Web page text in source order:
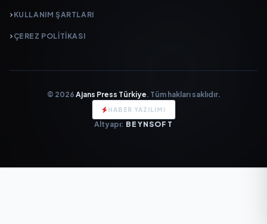
KULLANIM ŞARTLARI
ÇEREZ POLITIKASI
© 2026 Ajans Press Türkiye. Tüm hakları saklıdır.
HABER YAZILIMI
Altyapı: BEYNSOFT